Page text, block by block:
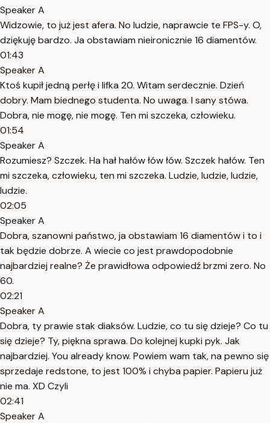
Speaker A
Widzowie, to już jest afera. No ludzie, naprawcie te FPS-y. O,
dziękuję bardzo. Ja obstawiam nieironicznie 16 diamentów.
01:43
Speaker A
Ktoś kupił jedną perłę i lifka 20. Witam serdecznie. Dzień
dobry. Mam biednego studenta. No uwaga. I sany stówa.
Dobra, nie mogę, nie mogę. Ten mi szczeka, człowieku.
01:54
Speaker A
Rozumiesz? Szczek. Ha hał hałów łów łów. Szczek hałów. Ten
mi szczeka, człowieku, ten mi szczeka. Ludzie, ludzie, ludzie,
ludzie.
02:05
Speaker A
Dobra, szanowni państwo, ja obstawiam 16 diamentów i to i
tak będzie dobrze. A wiecie co jest prawdopodobnie
najbardziej realne? Że prawidłowa odpowiedź brzmi zero. No
60.
02:21
Speaker A
Dobra, ty prawie stak diaksów. Ludzie, co tu się dzieje? Co tu
się dzieje? Ty, piękna sprawa. Do kolejnej kupki pyk. Jak
najbardziej. You already know. Powiem wam tak, na pewno się
sprzedaje redstone, to jest 100% i chyba papier. Papieru już
nie ma. XD Czyli
02:41
Speaker A